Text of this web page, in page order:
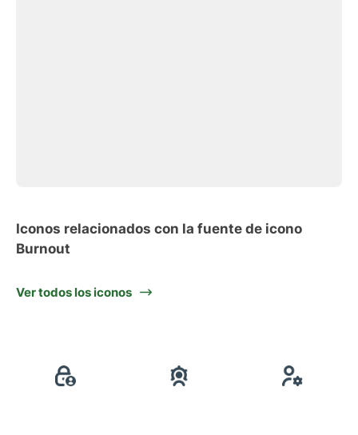
Iconos relacionados con la fuente de icono
Burnout
Ver todos los iconos